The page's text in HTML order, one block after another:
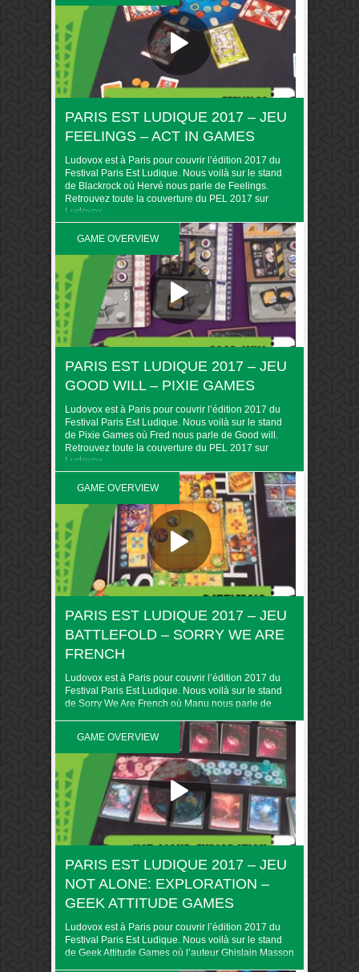
PARIS EST LUDIQUE 2017 – JEU
FEELINGS – ACT IN GAMES
Ludovox est à Paris pour couvrir l’édition 2017 du
Festival Paris Est Ludique. Nous voilà sur le stand
de Blackrock où Hervé nous parle de Feelings.
Retrouvez toute la couverture du PEL 2017 sur
Ludovox
GAME OVERVIEW
PARIS EST LUDIQUE 2017 – JEU
GOOD WILL – PIXIE GAMES
Ludovox est à Paris pour couvrir l’édition 2017 du
Festival Paris Est Ludique. Nous voilà sur le stand
de Pixie Games où Fred nous parle de Good will.
Retrouvez toute la couverture du PEL 2017 sur
Ludovox
GAME OVERVIEW
PARIS EST LUDIQUE 2017 – JEU
BATTLEFOLD – SORRY WE ARE
FRENCH
Ludovox est à Paris pour couvrir l’édition 2017 du
Festival Paris Est Ludique. Nous voilà sur le stand
de Sorry We Are French où Manu nous parle de
GAME OVERVIEW
PARIS EST LUDIQUE 2017 – JEU
NOT ALONE: EXPLORATION –
GEEK ATTITUDE GAMES
Ludovox est à Paris pour couvrir l’édition 2017 du
Festival Paris Est Ludique. Nous voilà sur le stand
de Geek Attitude Games où l’auteur Ghislain Masson